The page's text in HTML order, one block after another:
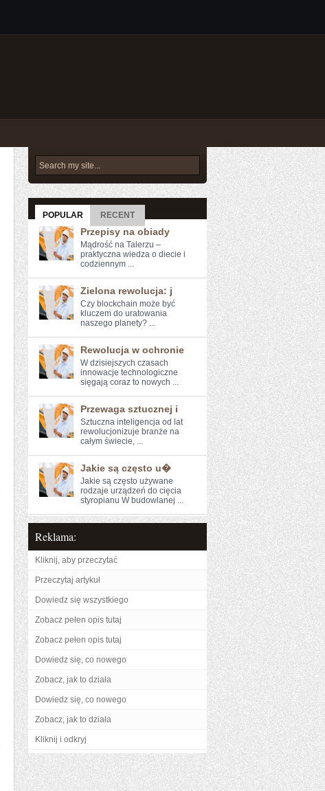
POPULAR RECENT
Przepisy na obiady
Mądrość na Talerzu –
praktyczna wiedza o diecie i
codziennym ...
Zielona rewolucja: j
Czy blockchain może być
kluczem do uratowania
naszego ⁣planety? ...
Rewolucja w ochronie
W dzisiejszych czasach‍
innowacje technologiczne
sięgają coraz to nowych ...
Przewaga sztucznej i
Sztuczna inteligencja od lat
rewolucjonizuje ⁢branże na
całym świecie, ...
Jakie są często u�
Jakie są często używane
rodzaje urządzeń do cięcia
styropianu W budowlanej ...
Reklama:
Kliknij, aby przeczytać
Przeczytaj artykuł
Dowiedz się wszystkiego
Zobacz pełen opis tutaj
Zobacz pełen opis tutaj
Dowiedz się, co nowego
Zobacz, jak to działa
Dowiedz się, co nowego
Zobacz, jak to działa
Kliknij i odkryj